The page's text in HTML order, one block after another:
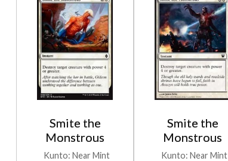
Smite the
Monstrous
Kunto: Near Mint
Smite the
Monstrous
Kunto: Near Mint